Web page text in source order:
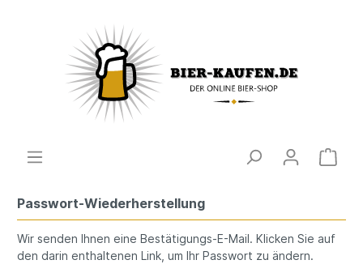
Passwort-Wiederherstellung
Wir senden Ihnen eine Bestätigungs-E-Mail. Klicken Sie auf
den darin enthaltenen Link, um Ihr Passwort zu ändern.